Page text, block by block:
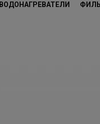
ВОДОНАГРЕВАТЕЛИ